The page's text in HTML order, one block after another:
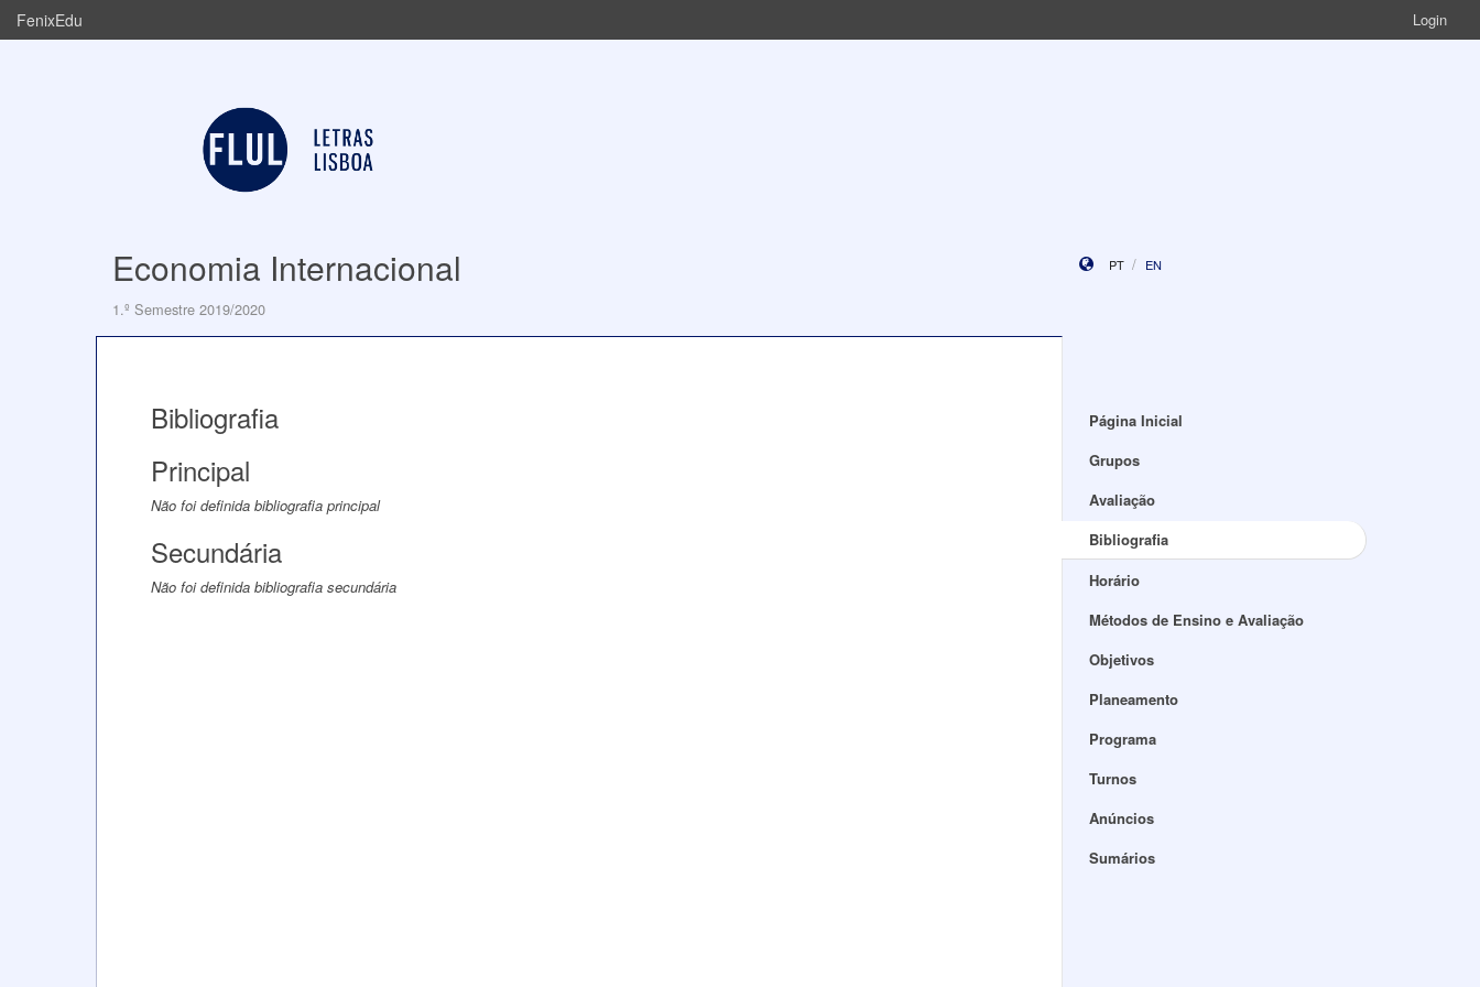
FenixEdu Login
Economia Internacional
1.º Semestre 2019/2020
PT EN
Bibliografia
Principal
Não foi definida bibliografia principal
Secundária
Não foi definida bibliografia secundária
Página Inicial
Grupos
Avaliação
Bibliografia
Horário
Métodos de Ensino e Avaliação
Objetivos
Planeamento
Programa
Turnos
Anúncios
Sumários